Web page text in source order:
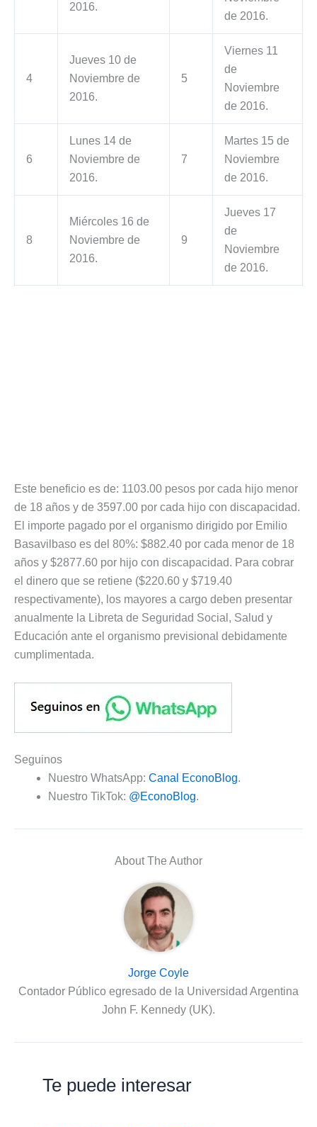
2016.
de 2016.
4
Jueves 10 de
Noviembre de
2016.
5
Viernes 11
de
Noviembre
de 2016.
6
Lunes 14 de
Noviembre de
2016.
7
Martes 15 de
Noviembre
de 2016.
8
Miércoles 16 de
Noviembre de
2016.
9
Jueves 17
de
Noviembre
de 2016.
Este beneficio es de: 1103.00 pesos por cada hijo menor
de 18 años y de 3597.00 por cada hijo con discapacidad.
El importe pagado por el organismo dirigido por Emilio
Basavilbaso es del 80%: $882.40 por cada menor de 18
años y $2877.60 por hijo con discapacidad. Para cobrar
el dinero que se retiene ($220.60 y $719.40
respectivamente), los mayores a cargo deben presentar
anualmente la Libreta de Seguridad Social, Salud y
Educación ante el organismo previsional debidamente
cumplimentada.
Seguinos
Nuestro WhatsApp: Canal EconoBlog.
Nuestro TikTok: @EconoBlog.
About The Author
Jorge Coyle
Contador Público egresado de la Universidad Argentina
John F. Kennedy (UK).
Te puede interesar